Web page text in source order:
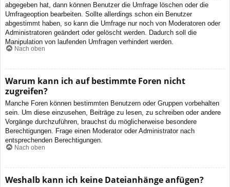
abgegeben hat, dann können Benutzer die Umfrage löschen oder die
Umfrageoption bearbeiten. Sollte allerdings schon ein Benutzer
abgestimmt haben, so kann die Umfrage nur noch von Moderatoren oder
Administratoren geändert oder gelöscht werden. Dadurch soll die
Manipulation von laufenden Umfragen verhindert werden.
Nach oben
Warum kann ich auf bestimmte Foren nicht
zugreifen?
Manche Foren können bestimmten Benutzern oder Gruppen vorbehalten
sein. Um diese einzusehen, Beiträge zu lesen, zu schreiben oder andere
Vorgänge durchzuführen, brauchst du möglicherweise besondere
Berechtigungen. Frage einen Moderator oder Administrator nach
entsprechenden Berechtigungen.
Nach oben
Weshalb kann ich keine Dateianhänge anfügen?